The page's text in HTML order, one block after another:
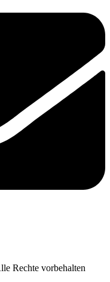
Rechte vorbehalten